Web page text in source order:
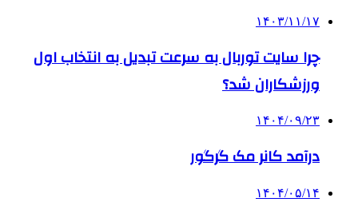
۱۴۰۳/۱۱/۱۷
چرا سایت توربال به ‌سرعت تبدیل به انتخاب اول
ورزشکاران شد؟
۱۴۰۴/۰۹/۲۳
درآمد کانر مک گرگور
۱۴۰۴/۰۵/۱۴